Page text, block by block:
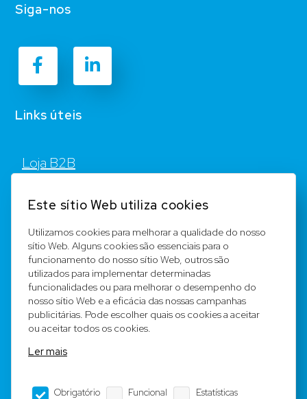
Siga-nos
Links úteis
Loja B2B
Registar
Equipa
Notícia legal
Este sítio Web utiliza cookies
Utilizamos cookies para melhorar a qualidade do nosso
sítio Web. Alguns cookies são essenciais para o
funcionamento do nosso sítio Web, outros são
utilizados para implementar determinadas
funcionalidades ou para melhorar o desempenho do
nosso sítio Web e a eficácia das nossas campanhas
publicitárias. Pode escolher quais os cookies a aceitar
ou aceitar todos os cookies.
Ler mais
Obrigatório Funcional Estatísticas